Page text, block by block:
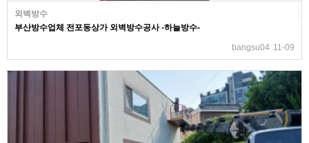
외벽방수
부산방수업체 전포동상가 외벽방수공사 -하늘방수-
bangsu04 11-09